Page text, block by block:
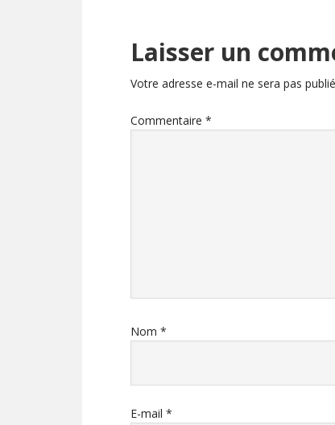
Laisser un
Votre adresse e-mail ne sera pas
Commentaire *
Nom *
E-mail *